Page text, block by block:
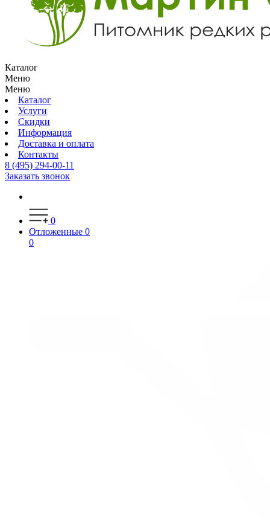
Каталог
Меню
Меню
Каталог
Услуги
Скидки
Информация
Доставка и оплата
Контакты
8 (495) 294-00-11
Заказать звонок
0
Отложенные 0
0